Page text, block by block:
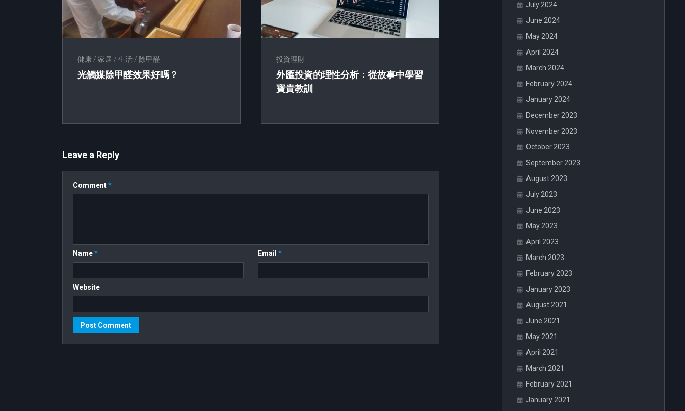
健康 / 家居 / 生活 / 除甲醛
光觸媒除甲醛效果好嗎？
投資理財
外匯投資的理性分析：從故事中學習
寶貴教訓
Leave a Reply
Comment*
Name* Email *
Website
July 2024
June 2024
May 2024
April 2024
March 2024
February 2024
January 2024
December 2023
November 2023
October 2023
September 2023
August 2023
July 2023
June 2023
May 2023
April 2023
March 2023
February 2023
January 2023
August 2021
June 2021
May 2021
April 2021
March 2021
February 2021
January 2021